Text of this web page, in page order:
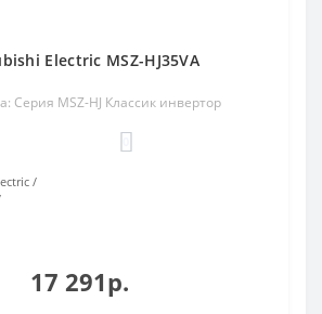
Electric MSZ-HJ35VA
Серия MSZ-HJ Классик инвертор
17 291р.